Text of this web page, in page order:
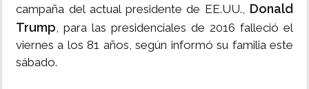
campaña del actual presidente de EE.UU., Donald
Trump, para las presidenciales de 2016 falleció el
viernes a los 81 años, según informó su familia este
sábado.